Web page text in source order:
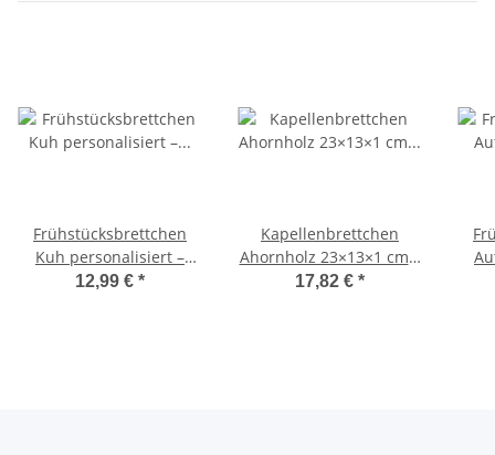
Frühstücksbrettchen
Kuh personalisiert –
Holz ca. 24×17×1 cm
12,99 € *
Kapellenbrettchen
Ahornholz 23×13×1 cm –
4er Set
17,82 € *